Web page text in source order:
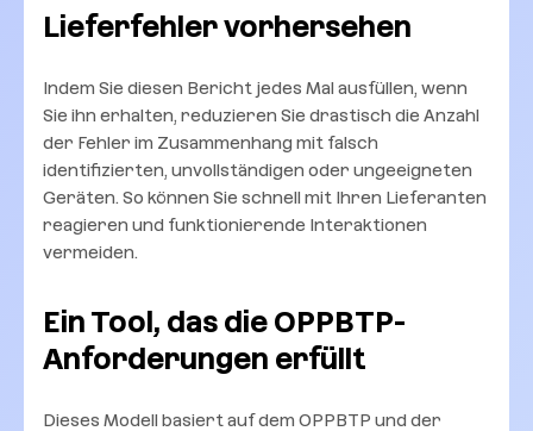
Lieferfehler vorhersehen
Indem Sie diesen Bericht jedes Mal ausfüllen, wenn
Sie ihn erhalten, reduzieren Sie drastisch die Anzahl
der Fehler im Zusammenhang mit falsch
identifizierten, unvollständigen oder ungeeigneten
Geräten. So können Sie schnell mit Ihren Lieferanten
reagieren und funktionierende Interaktionen
vermeiden.
Ein Tool, das die OPPBTP-
Anforderungen erfüllt
Dieses Modell basiert auf dem OPPBTP und der